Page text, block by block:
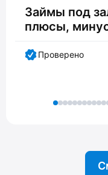
Займы под
плюсы,
Проверено